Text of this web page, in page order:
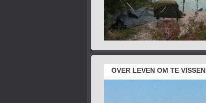
OVER LEVEN OM TE VISSEN